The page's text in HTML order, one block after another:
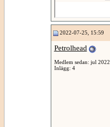
2022-07-25, 15:59
Petrolhead
Medlem sedan: jul 2022
Inlägg: 4